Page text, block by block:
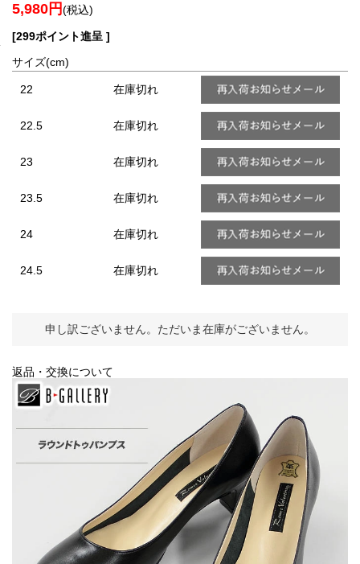
5,980円(税込)
[299ポイント進呈 ]
サイズ(cm)
22 在庫切れ
22.5 在庫切れ
23 在庫切れ
23.5 在庫切れ
24 在庫切れ
24.5 在庫切れ
申し訳ございません。ただいま在庫がございません。
返品・交換について